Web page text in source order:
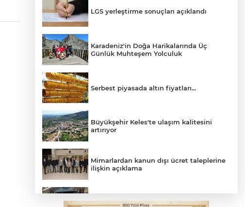
LGS yerleştirme sonuçları açıklandı
Karadeniz'in Doğa Harikalarında Üç
Günlük Muhteşem Yolculuk
Serbest piyasada altın fiyatları...
Büyükşehir Keles'te ulaşım kalitesini
artırıyor
Mimarlardan kanun dışı ücret taleplerine
ilişkin açıklama
Başkan Aydın: Tüm imkanları sunuyoruz